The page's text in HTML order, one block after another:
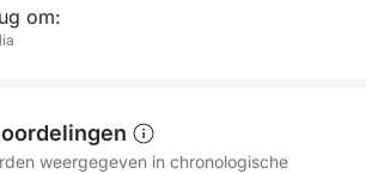
om Sardinië vanaf het water te
om:
weergegeven in chronologische